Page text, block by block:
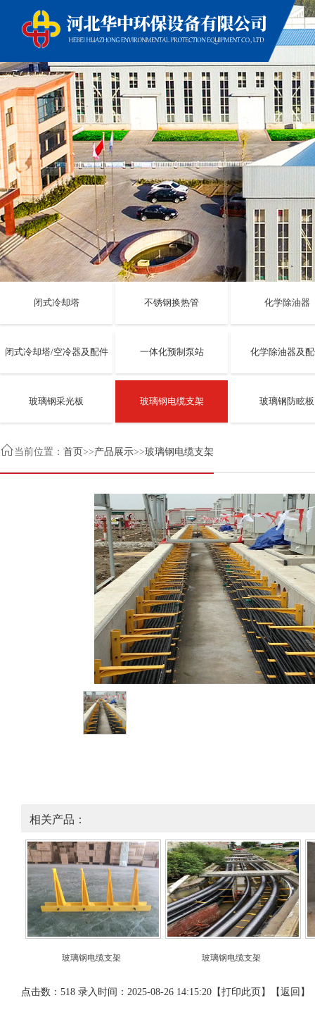
闭式冷却塔 不锈钢换热管 化学除油器
闭式冷却塔/空冷器及配件 一体化预制泵站 化学除油器及
玻璃钢采光板 玻璃钢电缆支架 玻璃钢防眩板
当前位置： 首页>>产品展示>>玻璃钢电缆支架
相关产品：
玻璃钢电缆支架 玻璃钢电缆支架
点击数：518 录入时间：2025-08-26 14:15:20【打印此页 】【返回 】